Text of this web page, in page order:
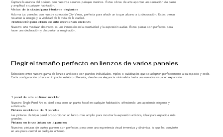
Capture la esencia del océano con nuestros serenos paisajes marinos. Estas obras de arte aportan una sensación de calma
y amplitud a cualquier habitación.
Adorna tus paredes con nuestra colección City Views, perfecta para añadir un toque urbano a tu decoración. Estas piezas
resumen la energía y la vitalidad de la vida de la ciudad.
Vistas de la ciudad para interiores elegantes
Nuestro arte modular abstracto es una inmersión en la creatividad y la expresión audaz. Estas piezas son perfectas para
hacer una declaración y despertar la imaginación.
Abstracción para obras de arte expresivas en lienzo
Elegir el tamaño perfecto en lienzos de varios paneles
Seleccione entre nuestra gama de lienzos artísticos con paneles individuales, triples o cuádruples que se adapten perfectamente a su espacio y estilo.
Cada configuración ofrece un impacto estético diferente, desde una elegancia minimalista hasta una narrativa visual en expansión.
Nuestro Single Panel Art es ideal para crear un punto focal en cualquier habitación, ofreciendo una apariencia elegante y
sofisticada.
1 panel de arte en lienzo modular.
Las pinturas de triple panel proporcionan un lienzo más amplio para mostrar la expresión artística, ideal para espacios más
grandes.
Pinturas modulares de 3 paneles.
Nuestras pinturas de cuatro paneles son perfectas para crear una experiencia visual inmersiva y dinámica, lo que las convierte
en una pieza central en cualquier entorno.
Pinturas en lienzo únicas de 4 paneles